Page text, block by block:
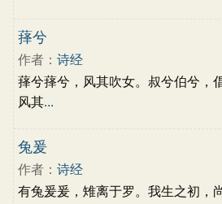
萚兮
作者： 诗经
萚兮萚兮，风其吹女。叔兮伯兮，
风其...
兔爰
作者： 诗经
有兔爰爰，雉离于罗。我生之初，